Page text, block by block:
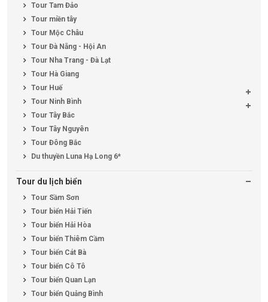
Tour Tam Đảo
Tour miền tây
Tour Mộc Châu
Tour Đà Nẵng - Hội An
Tour Nha Trang - Đà Lạt
Tour Hà Giang
Tour Huế
Tour Ninh Bình
Tour Tây Bắc
Tour Tây Nguyên
Tour Đông Bắc
Du thuyền Luna Hạ Long 6*
Tour du lịch biển
Tour Sầm Sơn
Tour biển Hải Tiến
Tour biển Hải Hòa
Tour biển Thiêm Cầm
Tour biển Cát Bà
Tour biển Cô Tô
Tour biển Quan Lạn
Tour biển Quảng Bình